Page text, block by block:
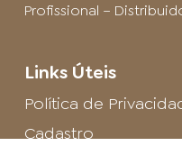
Profissional –
Links Úteis
Política de
Cadastro